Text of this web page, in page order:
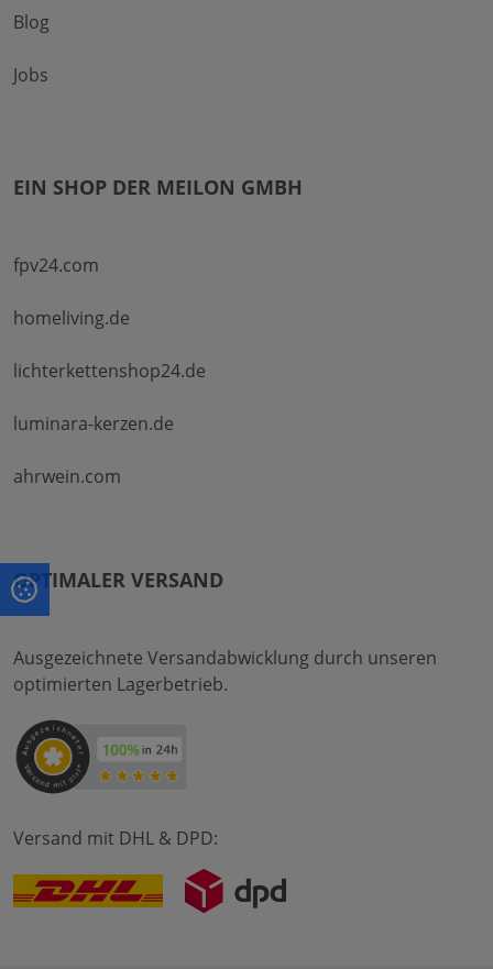
Blog
Jobs
EIN SHOP DER MEILON GMBH
fpv24.com
homeliving.de
lichterkettenshop24.de
luminara-kerzen.de
ahrwein.com
OPTIMALER VERSAND
Ausgezeichnete Versandabwicklung durch unseren
optimierten Lagerbetrieb.
Versand mit DHL & DPD: